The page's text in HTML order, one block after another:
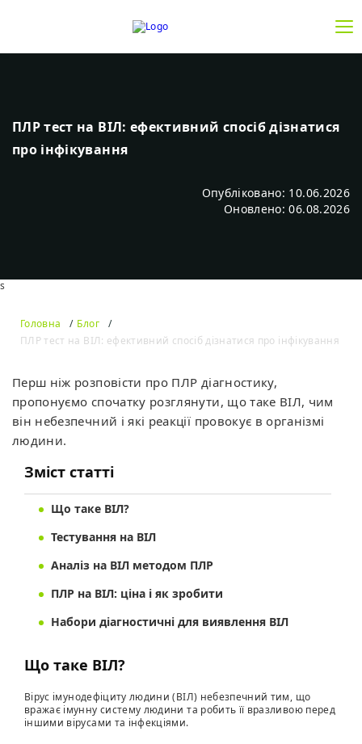
ПЛР тест на ВІЛ: ефективний спосіб дізнатися
про інфікування
Опубліковано: 10.06.2026
Оновлено: 06.08.2026
s
Головна
Блог
ПЛР тест на ВІЛ: ефективний спосіб дізнатися про інфікування
Перш ніж розповісти про ПЛР діагностику,
пропонуємо спочатку розглянути, що таке ВІЛ, чим
він небезпечний і які реакції провокує в організмі
людини.
Зміст статті
Що таке ВІЛ?
Тестування на ВІЛ
Аналіз на ВІЛ методом ПЛР
ПЛР на ВІЛ: ціна і як зробити
Набори діагностичні для виявлення ВІЛ
Що таке ВІЛ?
Вірус імунодефіциту людини (ВІЛ) небезпечний тим, що
вражає імунну систему людини та робить її вразливою перед
іншими вірусами та інфекціями.